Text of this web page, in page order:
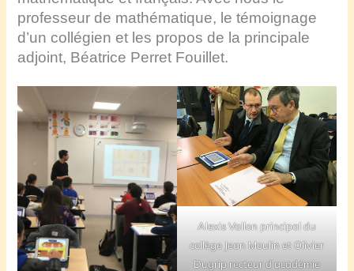
professeur de mathématique, le témoignage
d’un collégien et les propos de la principale
adjoint, Béatrice Perret Fouillet.
Alexis Vallon principal du
collège Jean Moulin et Olivier
Dugrip recteur d’académie